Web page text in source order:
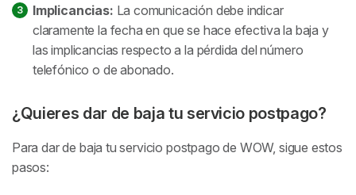
Implicancias: La comunicación debe indicar
claramente la fecha en que se hace efectiva la baja y
las implicancias respecto a la pérdida del número
telefónico o de abonado.
¿Quieres dar de baja tu servicio postpago?
Para dar de baja tu servicio postpago de WOW, sigue estos
pasos: